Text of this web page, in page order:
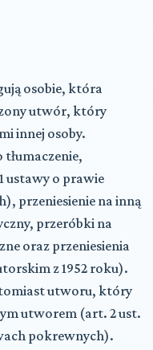
osobie, która
utwór, który
innej osoby.
ustawy o prawie
przeniesienie na inną
przeróbki na
oraz przeniesienia
z 1952 roku).
utworu, który
utworem (art. 2 ust.
pokrewnych).